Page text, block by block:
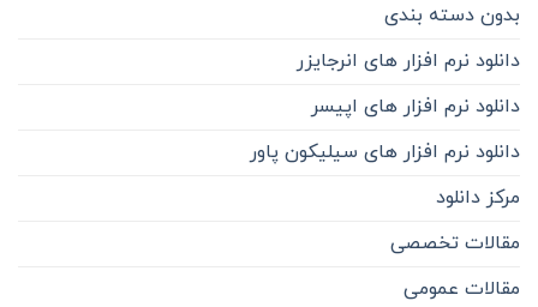
بدون دسته بندی
دانلود نرم افزار های انرجایزر
دانلود نرم افزار های اپیسر
دانلود نرم افزار های سیلیکون پاور
مرکز دانلود
مقالات تخصصی
مقالات عمومی